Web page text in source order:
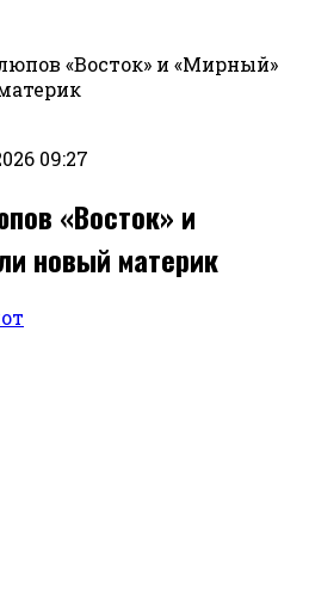
«Восток» и «Мирный»
09:27
«Восток» и
новый материк